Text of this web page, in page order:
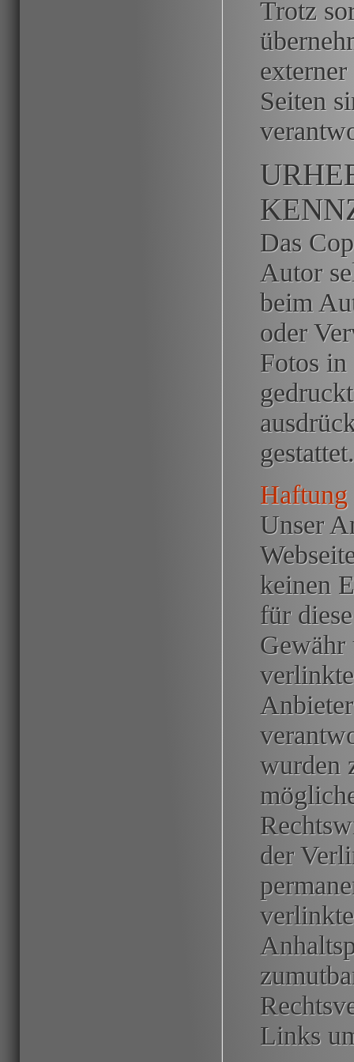
Trotz
Seiten
Das
Autor
beim
oder
Fotos in
gestattet.
Unser
keinen
für
Gewähr
wurden
der
Links